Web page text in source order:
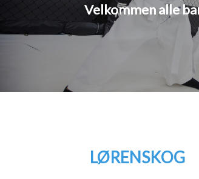
Velkommen alle
LØRENSKOG